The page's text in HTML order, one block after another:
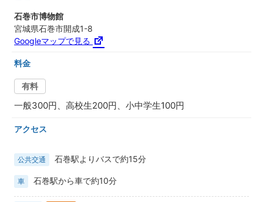
石巻市博物館
宮城県石巻市開成1-8
Googleマップで見る
料金
有料
一般300円、高校生200円、小中学生100円
アクセス
公共交通 石巻駅よりバスで約15分
車 石巻駅から車で約10分